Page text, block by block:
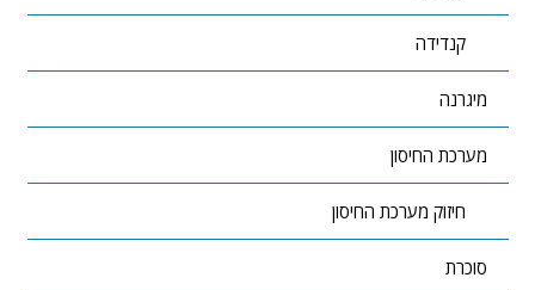
קנדידה
מיגרנה
מערכת החיסון
חיזוק מערכת החיסון
סוכרת